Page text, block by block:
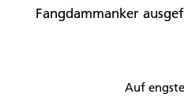
Fangdammanker
Auf